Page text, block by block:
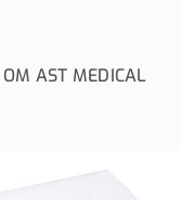
OM AST MEDICAL